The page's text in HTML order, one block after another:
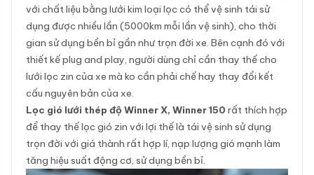
với chất liệu bằng lưới kim loại lọc có thể vệ sinh tái sử
dụng được nhiều lần (5000km mỗi lần vệ sinh), cho thời
gian sử dụng bền bỉ gần như trọn đời xe. Bên cạnh đó với
thiết kế plug and play, người dùng chỉ cần thay thế cho
lưới lọc zin của xe mà ko cần phải chế hay thay đổi kết
cấu nguyên bản của xe.
Lọc gió lưới thép độ Winner X, Winner 150 rất thích hợp
để thay thế lọc gió zin với lợi thế là tái vệ sinh sử dụng
trọn đời với giá thành rất hợp lí, nạp lượng gió mạnh làm
tăng hiệu suất động cơ, sử dụng bền bỉ.